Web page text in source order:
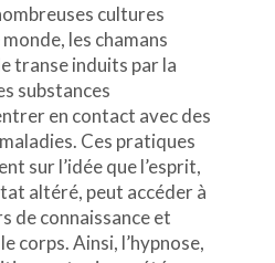
cultures
les chamans
transe induits par la
substances
en contact avec des
Ces pratiques
sur l’idée que l’esprit,
altéré, peut accéder à
de connaissance et
corps. Ainsi, l’hypnose,